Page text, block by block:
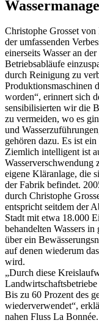
Christophe Grosset
der umfassenden
einerseits Wasser an
Betriebsabläufe
durch Reinigung zu
Produktionsmaschinen
worden“, erinnert sich
sensibilisierten wir die
zu vermeiden, wo es
und
gehören dazu. Es ist
Ziemlich intelligent ist
Wasserverschwendung
eigene Kläranlage, die
der Fabrik befindet.
durch Christophe
entspricht seitdem der
Stadt mit etwa 18.000
behandelten Wassers
über ein
auf denen wiederum
wird.
„Durch diese
Bis zu 60 Prozent des
wiederverwendet“,
nahen Fluss La Bonnée.